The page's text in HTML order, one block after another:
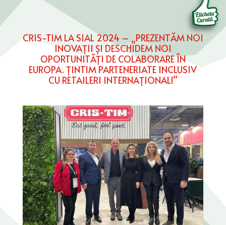
CRIS-TIM LA SIAL 2024 – „PREZENTĂM NOI
INOVAȚII ȘI DESCHIDEM NOI
OPORTUNITĂȚI DE COLABORARE ÎN
EUROPA. ȚINTIM PARTENERIATE INCLUSIV
CU RETAILERI INTERNAȚIONALI”